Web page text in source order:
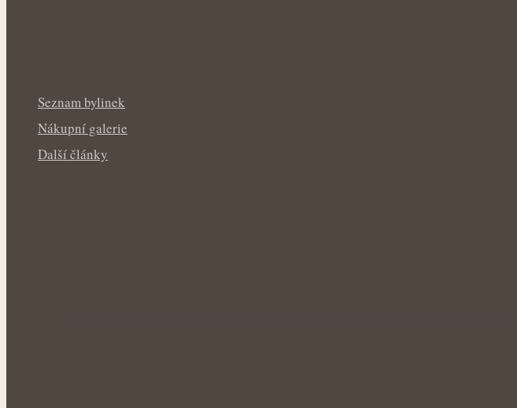
Seznam bylinek
Nákupní galerie
Další články